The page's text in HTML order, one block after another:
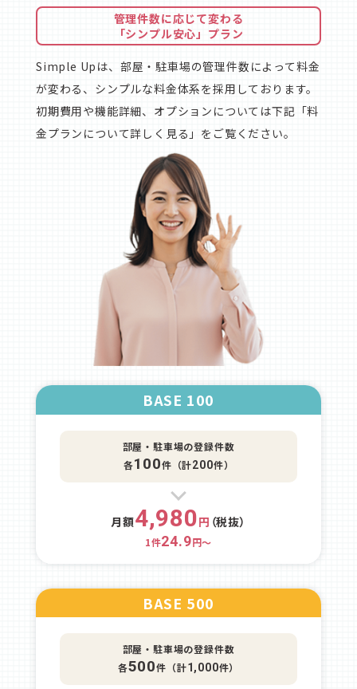
管理件数に応じて変わる
「シンプル安心」プラン
Simple Upは、部屋・駐車場の管理件数によって料金
が変わる、シンプルな料金体系を採用しております。
初期費用や機能詳細、オプションについては下記「料
金プランについて詳しく見る」をご覧ください。
BASE 100
部屋・駐車場の登録件数
各100件（計200件）
月額4,980円 （税抜）
1件24.9円～
BASE 500
部屋・駐車場の登録件数
各500件（計1,000件）